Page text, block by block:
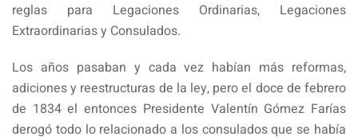
reglas para Legaciones Ordinarias, Legaciones
Extraordinarias y Consulados.
Los años pasaban y cada vez habían más reformas,
adiciones y reestructuras de la ley, pero el doce de febrero
de 1834 el entonces Presidente Valentín Gómez Farías
derogó todo lo relacionado a los consulados que se había